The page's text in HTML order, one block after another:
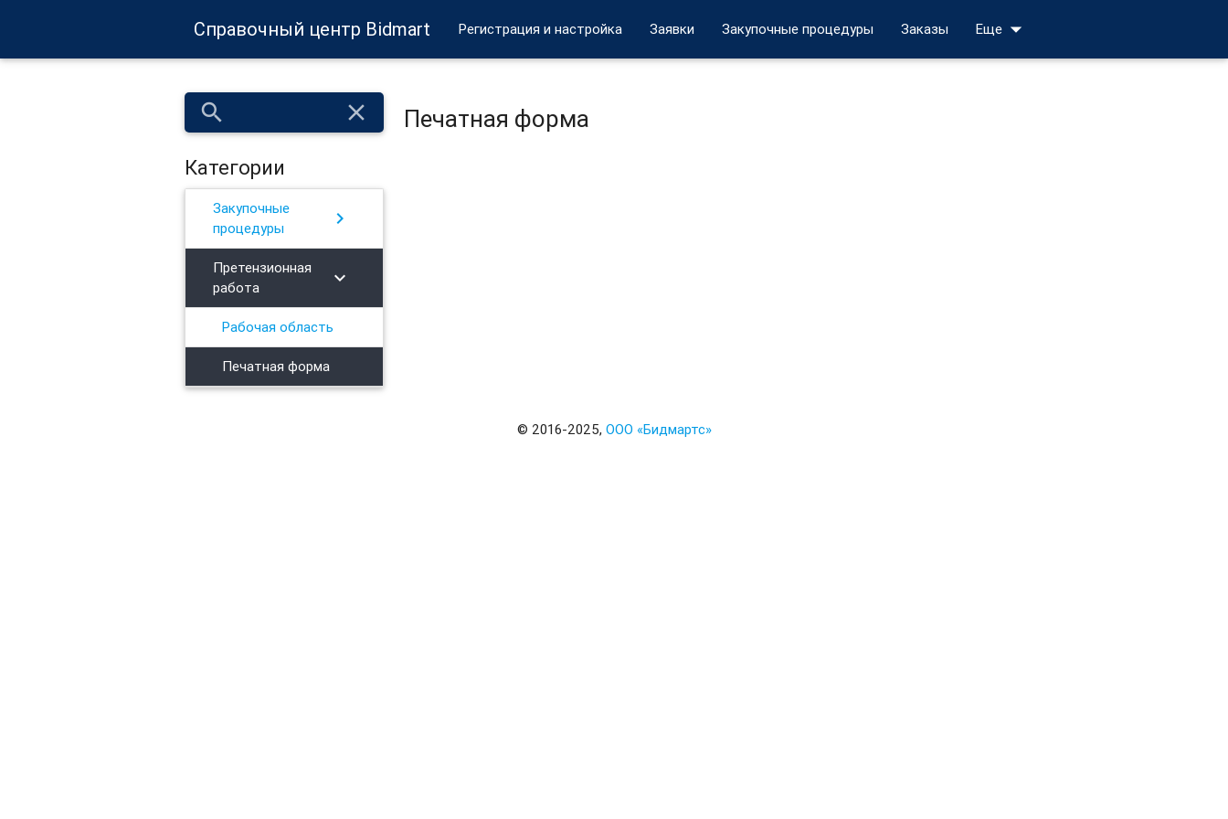
Справочный центр Bidmart Регистрация и настройка Заявки Закупочные процедуры Заказы Еще arrow_drop_down
search close
Категории
Закупочные
процедуры
chevron_right
Претензионная
работа
chevron_right
Рабочая область
Печатная форма
Печатная форма
© 2016-2025, ООО «Бидмартс»